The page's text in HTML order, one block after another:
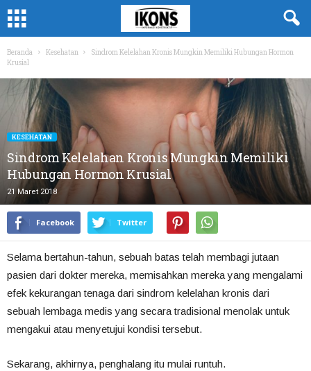
Beranda Kesehatan
Sindrom Kelelahan Kronis Mungkin Memiliki Hubungan Hormon
Krusial
KESEHATAN
Sindrom Kelelahan Kronis Mungkin Memiliki
Hubungan Hormon Krusial
21 Maret 2018
Facebook Twitter
Selama bertahun-tahun, sebuah batas telah membagi jutaan
pasien dari dokter mereka, memisahkan mereka yang mengalami
efek kekurangan tenaga dari sindrom kelelahan kronis dari
sebuah lembaga medis yang secara tradisional menolak untuk
mengakui atau menyetujui kondisi tersebut.
Sekarang, akhirnya, penghalang itu mulai runtuh.